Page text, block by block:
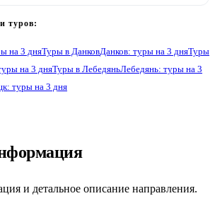
1
туров:
на 3 дняТуры в ДанковДанков: туры на 3 дняТуры
на 3 дняТуры в ЛебедяньЛебедянь: туры на 3
туры на 3 дня
туры на 3 дня
и детальное описание направления.